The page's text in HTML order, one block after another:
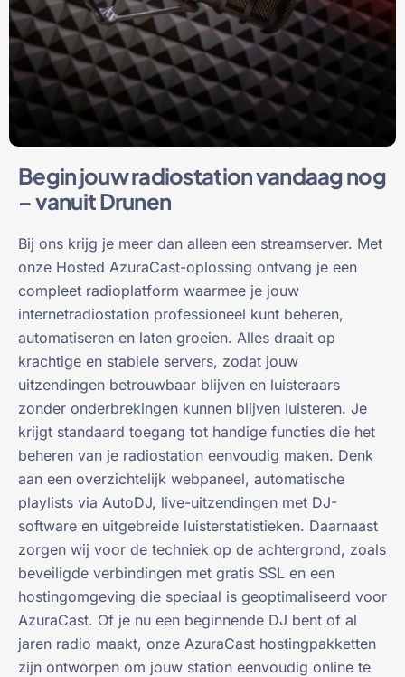
Begin jouw radiostation vandaag nog
– vanuit Drunen
Bij ons krijg je meer dan alleen een streamserver. Met
onze Hosted AzuraCast-oplossing ontvang je een
compleet radioplatform waarmee je jouw
internetradiostation professioneel kunt beheren,
automatiseren en laten groeien. Alles draait op
krachtige en stabiele servers, zodat jouw
uitzendingen betrouwbaar blijven en luisteraars
zonder onderbrekingen kunnen blijven luisteren. Je
krijgt standaard toegang tot handige functies die het
beheren van je radiostation eenvoudig maken. Denk
aan een overzichtelijk webpaneel, automatische
playlists via AutoDJ, live-uitzendingen met DJ-
software en uitgebreide luisterstatistieken. Daarnaast
zorgen wij voor de techniek op de achtergrond, zoals
beveiligde verbindingen met gratis SSL en een
hostingomgeving die speciaal is geoptimaliseerd voor
AzuraCast. Of je nu een beginnende DJ bent of al
jaren radio maakt, onze AzuraCast hostingpakketten
zijn ontworpen om jouw station eenvoudig online te